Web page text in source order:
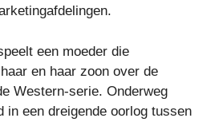
een moeder die
en haar zoon over de
Western-serie. Onderweg
in een dreigende oorlog tussen